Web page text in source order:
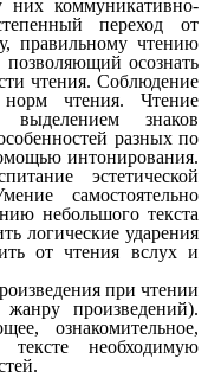
них коммуникативно-
переход от
правильному чтению
осознать
чтения. Соблюдение
чтения. Чтение
знаков
разных по
интонирования.
эстетической
самостоятельно
небольшого текста
логические ударения
от чтения вслух и
при чтении
произведений).
ознакомительное,
необходимую